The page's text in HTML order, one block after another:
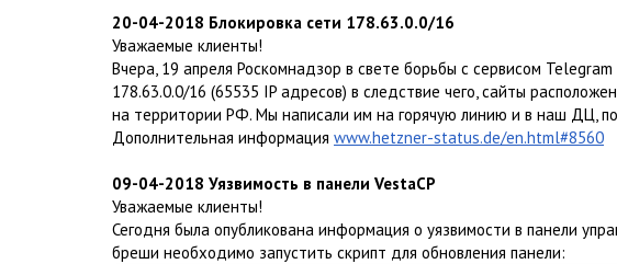
20-04-2018 Блокировка сети 178.63.0.0/16
Уважаемые клиенты!
Вчера, 19 апреля Роскомнадзор в свете борьбы с сервисом
178.63.0.0/16 (65535 IP адресов) в следствие чего, сайты
на территории РФ. Мы написали им на горячую линию и в наш ДЦ,
Дополнительная информация www.hetzner-status.de/en.html#8560
09-04-2018 Уязвимость в панели VestaCP
Уважаемые клиенты!
Сегодня была опубликована информация о уязвимости в панели
бреши необходимо запустить скрипт для обновления панели: